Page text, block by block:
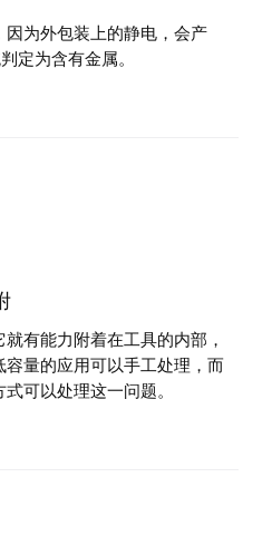
为外包装上的静电，会产
定为含有金属。
有能力附着在工具的内部，
量的应用可以手工处理，而
可以处理这一问题。